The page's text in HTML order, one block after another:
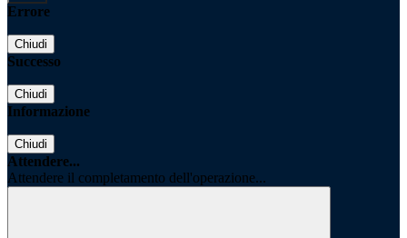
Errore
Chiudi
Successo
Chiudi
Informazione
Chiudi
Attendere...
Attendere il completamento dell'operazione...